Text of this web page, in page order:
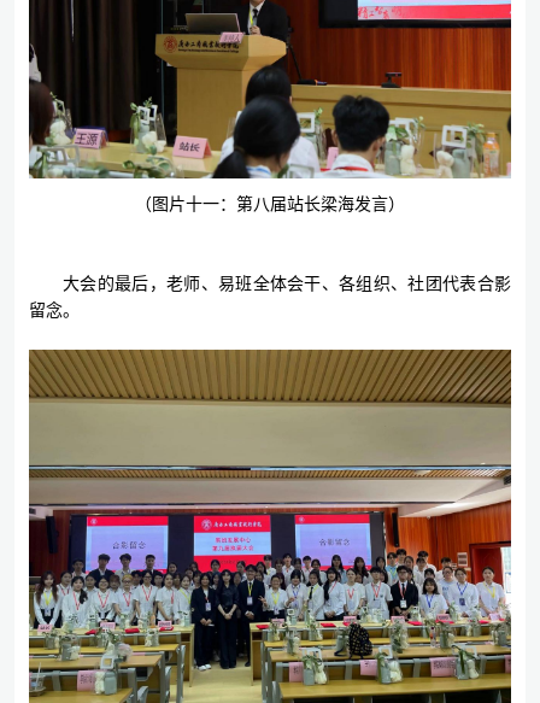
（图片十一：第八届站长梁海发言）
大会的最后，老师、易班全体会干、各组织、社团代表合影
留念。